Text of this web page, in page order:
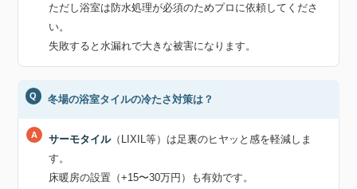
ただし浴室は防水処理が必須のためプロに依頼してくださ
い。
失敗すると水漏れで大きな被害になります。
冬場の浴室タイルの冷たさ対策は？
サーモタイル（LIXIL等）は足裏のヒヤッと感を軽減しま
す。
床暖房の設置（+15〜30万円）も有効です。